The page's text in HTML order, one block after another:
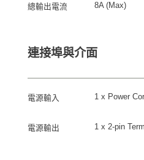
總輸出電流 8A (Max)
連接埠與介面
電源輸入 1 x Power
電源輸出 1 x 2-pin